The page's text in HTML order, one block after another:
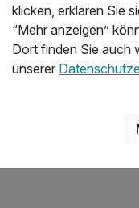
klicken, erklären Sie
“Mehr anzeigen”
Dort finden Sie auch
unserer